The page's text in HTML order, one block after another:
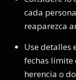
cada
reaparezca
Use detalles
fechas límite
herencia o